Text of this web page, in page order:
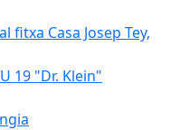
fitxa Casa Josep Tey,
19 "Dr. Klein"